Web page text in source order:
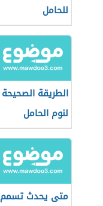
للحامل
الطريقة الصحيحة
لنوم الحامل
متى يحدث تسمم